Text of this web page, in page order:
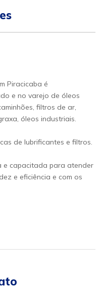
Piracicaba é
e no varejo de óleos
filtros de ar,
óleos industriais.
de lubrificantes e filtros.
e capacitada para atender
e eficiência e com os